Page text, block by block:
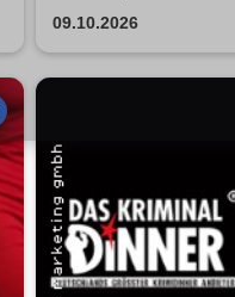
09.10.2026